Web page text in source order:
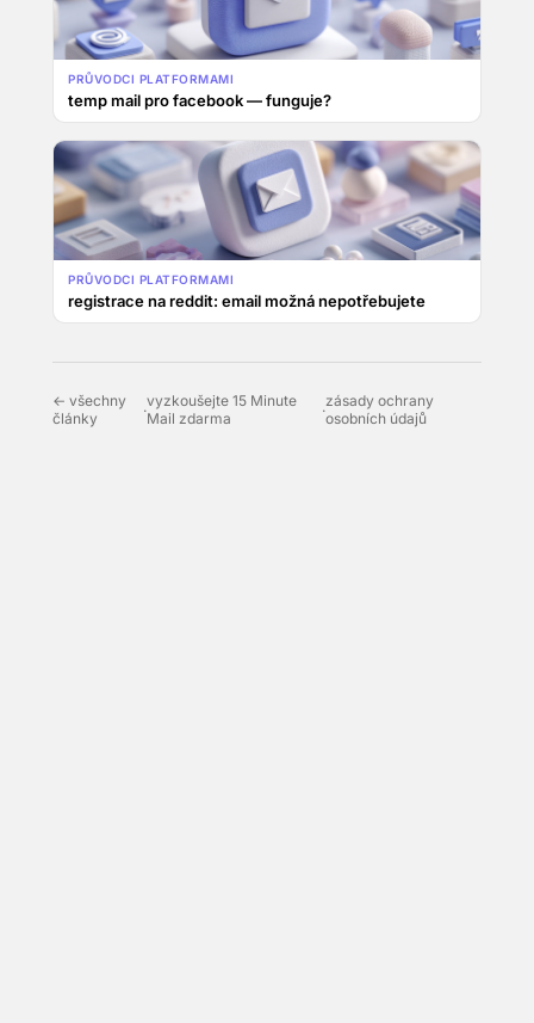
PRŮVODCI PLATFORMAMI
temp mail pro facebook — funguje?
PRŮVODCI PLATFORMAMI
registrace na reddit: email možná nepotřebujete
← všechny
články
·vyzkoušejte 15 Minute
Mail zdarma
·zásady ochrany
osobních údajů